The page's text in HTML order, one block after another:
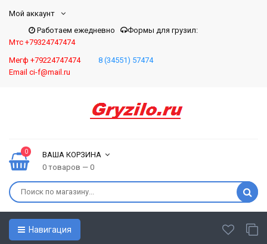
Мой аккаунт
Работаем ежедневно
Формы для грузил:
Мтс +79324747474
Мегф +79224747474
8 (34551) 57474
Email ci-f@mail.ru
0
ВАША КОРЗИНА
0 товаров — 0
Навигация